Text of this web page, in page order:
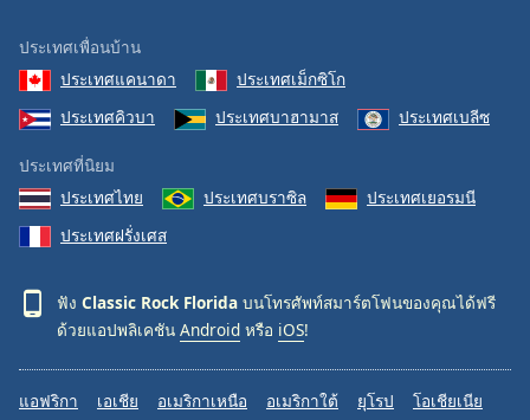
Close
Modal
Dialog
window.
ประเทศเพื่อนบ้าน
ประเทศแคนาดา
ประเทศเม็กซิโก
ประเทศคิวบา
ประเทศบาฮามาส ประเทศเบลีซ
ประเทศที่นิยม
ประเทศไทย
ประเทศบราซิล
ประเทศเยอรมนี
ประเทศฝรั่งเศส
ฟัง Classic Rock Florida บนโทรศัพท์สมาร์ตโฟนของคุณได้ฟรี
ด้วยแอปพลิเคชัน Android หรือ iOS!
แอฟริกา เอเชีย อเมริกาเหนือ อเมริกาใต้ ยุโรป โอเชียเนีย